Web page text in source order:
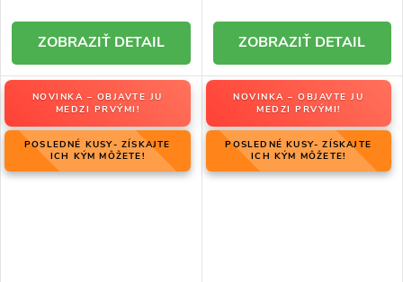
DETAIL DETAIL
NOVINKA – OBJAVTE JU
MEDZI PRVÝMI!
POSLEDNÉ KUSY- ZÍSKAJTE
ICH KÝM MÔŽETE!
NOVINKA – OBJAVTE JU
MEDZI PRVÝMI!
POSLEDNÉ KUSY- ZÍSKAJTE
ICH KÝM MÔŽETE!